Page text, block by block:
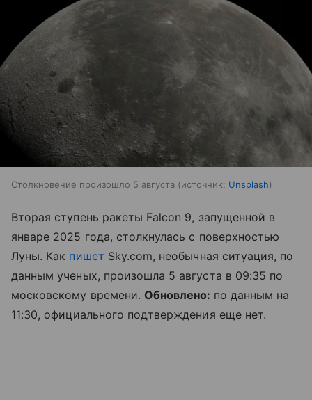
Столкновение произошло 5 августа источник: Unsplash
Вторая ступень ракеты Falcon 9, запущенной в
январе 2025 года, столкнулась с поверхностью
Луны. Как пишет Sky.com, необычная ситуация, по
данным ученых, произошла 5 августа в 09:35 по
московскому времени. Обновлено: по данным на
11:30, официального подтверждения еще нет.